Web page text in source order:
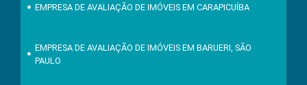
EMPRESA DE AVALIAÇÃO DE IMÓVEIS EM CARAPICUÍBA
EMPRESA DE AVALIAÇÃO DE IMÓVEIS EM BARUERI, SÃO
PAULO